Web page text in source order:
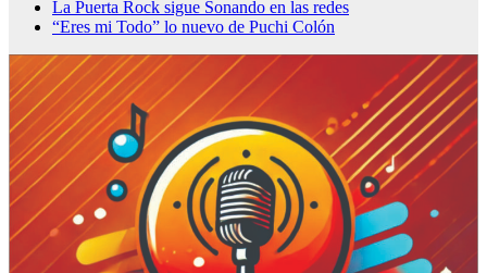
La Puerta Rock sigue Sonando en las redes
“Eres mi Todo” lo nuevo de Puchi Colón